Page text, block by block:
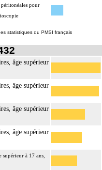
pour
statistiques du PMSI français
âge supérieur
âge supérieur
âge supérieur
âge supérieur
supérieur à 17 ans,